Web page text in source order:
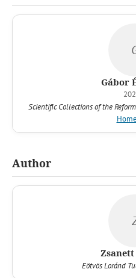
Gábor
Scientific Collections of the
Author
Eötvös Loránd